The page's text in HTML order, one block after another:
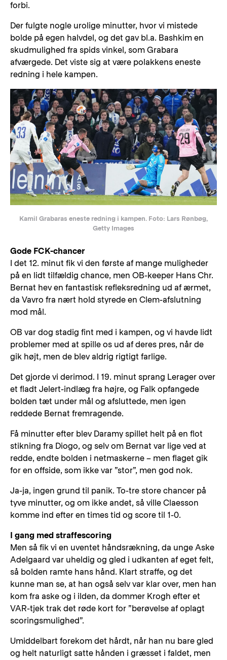
forbi.
Der fulgte nogle urolige minutter, hvor vi mistede
bolde på egen halvdel, og det gav bl.a. Bashkim en
skudmulighed fra spids vinkel, som Grabara
afværgede. Det viste sig at være polakkens eneste
redning i hele kampen.
Kamil Grabaras eneste redning i kampen. Foto: Lars Rønbøg,
Getty Images
Gode FCK-chancer
I det 12. minut fik vi den første af mange muligheder
på en lidt tilfældig chance, men OB-keeper Hans Chr.
Bernat hev en fantastisk refleksredning ud af ærmet,
da Vavro fra nært hold styrede en Clem-afslutning
mod mål.
OB var dog stadig fint med i kampen, og vi havde lidt
problemer med at spille os ud af deres pres, når de
gik højt, men de blev aldrig rigtigt farlige.
Det gjorde vi derimod. I 19. minut sprang Lerager over
et fladt Jelert-indlæg fra højre, og Falk opfangede
bolden tæt under mål og afsluttede, men igen
reddede Bernat fremragende.
Få minutter efter blev Daramy spillet helt på en flot
stikning fra Diogo, og selv om Bernat var lige ved at
redde, endte bolden i netmaskerne – men flaget gik
for en offside, som ikke var ”stor”, men god nok.
Ja-ja, ingen grund til panik. To-tre store chancer på
tyve minutter, og om ikke andet, så ville Claesson
komme ind efter en times tid og score til 1-0.
I gang med straffescoring
Men så fik vi en uventet håndsrækning, da unge Aske
Adelgaard var uheldig og gled i udkanten af eget felt,
så bolden ramte hans hånd. Klart straffe, og det
kunne man se, at han også selv var klar over, men han
kom fra aske og i ilden, da dommer Krogh efter et
VAR-tjek trak det røde kort for ”berøvelse af oplagt
scoringsmulighed”.
Umiddelbart forekom det hårdt, når han nu bare gled
og helt naturligt satte hånden i græsset i faldet, men